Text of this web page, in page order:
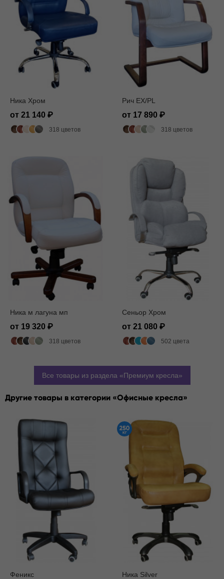
Ника Хром
от 21 140
318 цветов
Рич EX/PL
от 17 890
318 цветов
Ника м лагуна мп
от 19 320
318 цветов
Сеньор Хром
от 21 080
502 цвета
Все товары из раздела Премиум кресла
Другие товары в категории Офисные кресла
Феникс Ника Silver